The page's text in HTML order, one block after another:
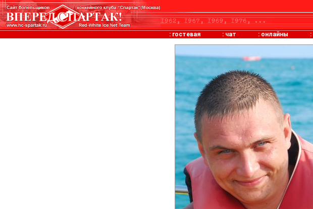
: гостевая : чат : онлайны :